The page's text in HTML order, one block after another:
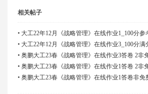
相关帖子
• 大工22年12月《战略管理》在线作业1_100分参
• 大工22年12月《战略管理》在线作业3_100分满
• 奥鹏大工23春《战略管理》在线作业3答卷 2非
• 奥鹏大工23春《战略管理》在线作业1答卷 2非
• 奥鹏大工23春《战略管理》在线作业1答卷非免